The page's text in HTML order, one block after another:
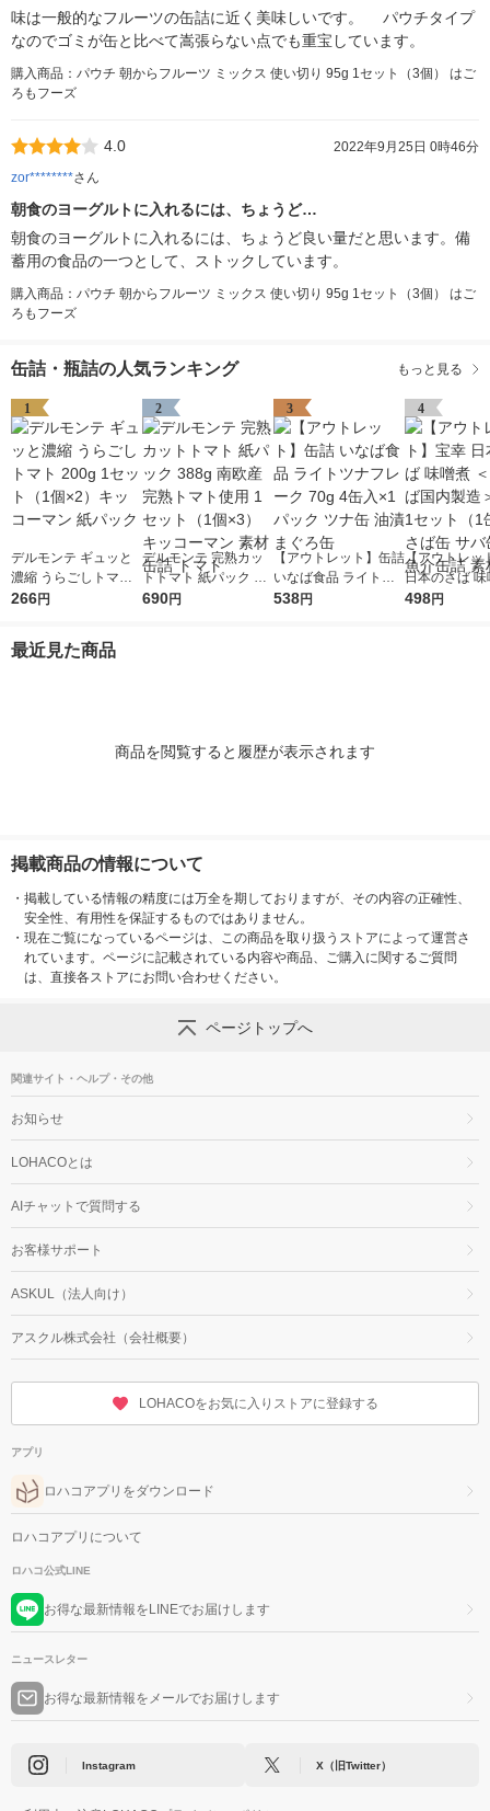
味は一般的なフルーツの缶詰に近く美味しいです。 パウチタイプ
なのでゴミが缶と比べて嵩張らない点でも重宝しています。
購入商品：パウチ 朝からフルーツ ミックス 使い切り 95g 1セット（3個） はご
ろもフーズ
4.0
2022年9月25日 0時46分
zor********さん
朝食のヨーグルトに入れるには、ちょうど…
朝食のヨーグルトに入れるには、ちょうど良い量だと思います。備
蓄用の食品の一つとして、ストックしています。
購入商品：パウチ 朝からフルーツ ミックス 使い切り 95g 1セット（3個） はご
ろもフーズ
缶詰・瓶詰の人気ランキング もっと見る
1
デルモンテ ギュッと
濃縮 うらごしトマト
200g 1セット（1個×
266円
2
デルモンテ 完熟カッ
トトマト 紙パック 38
8g 南欧産完熟トマト
690円
3
【アウトレット】缶詰
いなば食品 ライトツ
ナフレーク 70g 4缶入
538円
4
【アウトレッ
日本のさば 味
国内さば国内
498円
最近見た商品
商品を閲覧すると履歴が表示されます
掲載商品の情報について
・ 掲載している情報の精度には万全を期しておりますが、その内容の正確性、
安全性、有用性を保証するものではありません。
・ 現在ご覧になっているページは、この商品を取り扱うストアによって運営さ
れています。ページに記載されている内容や商品、ご購入に関するご質問
は、直接各ストアにお問い合わせください。
ページトップへ
関連サイト・ヘルプ・その他
お知らせ
LOHACOとは
AIチャットで質問する
お客様サポート
ASKUL（法人向け）
アスクル株式会社（会社概要）
LOHACOをお気に入りストアに登録する
アプリ
ロハコアプリをダウンロード
ロハコアプリについて
ロハコ公式LINE
お得な最新情報をLINEでお届けします
ニュースレター
お得な最新情報をメールでお届けします
Instagram X（旧Twitter）